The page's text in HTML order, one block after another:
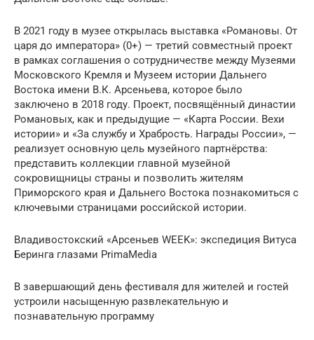
В 2021 году в музее открылась выставка «Романовы. От
царя до императора» (0+) — третий совместный проект
в рамках соглашения о сотрудничестве между Музеями
Московского Кремля и Музеем истории Дальнего
Востока имени В.К. Арсеньева, которое было
заключено в 2018 году. Проект, посвящённый династии
Романовых, как и предыдущие — «Карта России. Вехи
истории» и «За службу и Храбрость. Награды России», —
реализует основную цель музейного партнёрства:
представить коллекции главной музейной
сокровищницы страны и позволить жителям
Приморского края и Дальнего Востока познакомиться с
ключевыми страницами российской истории.
Владивостокский «Арсеньев WEEK»: экспедиция Витуса
Беринга глазами PrimaMedia
В завершающий день фестиваля для жителей и гостей
устроили насыщенную развлекательную и
познавательную программу